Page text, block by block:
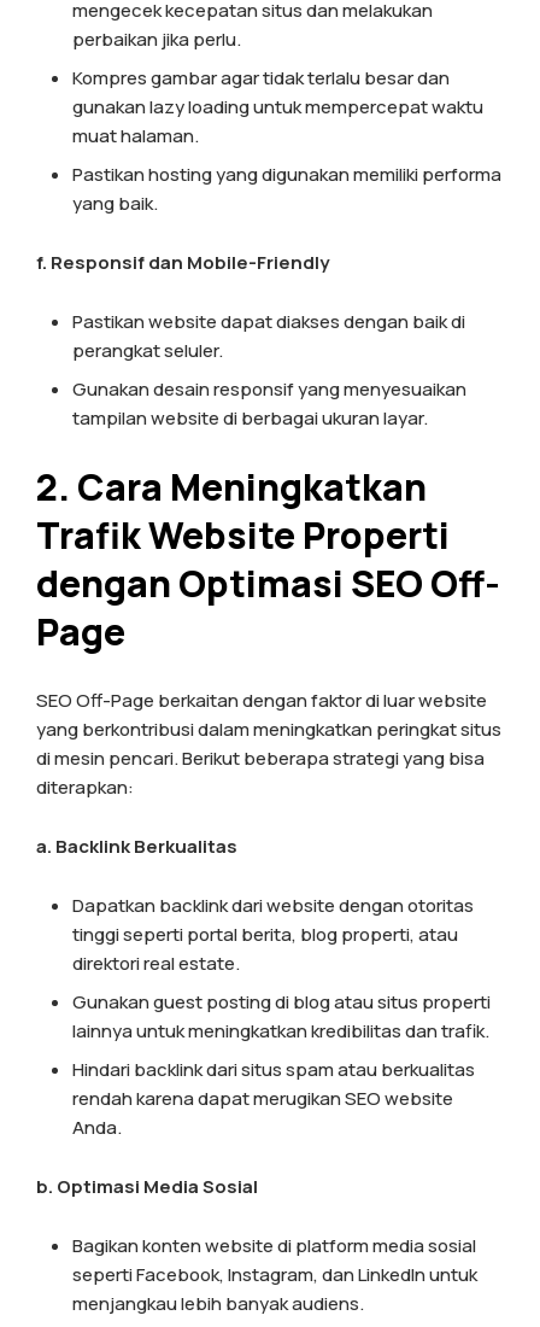
mengecek kecepatan situs dan melakukan
perbaikan jika perlu.
Kompres gambar agar tidak terlalu besar dan
gunakan lazy loading untuk mempercepat waktu
muat halaman.
Pastikan hosting yang digunakan memiliki performa
yang baik.
f. Responsif dan Mobile-Friendly
Pastikan website dapat diakses dengan baik di
perangkat seluler.
Gunakan desain responsif yang menyesuaikan
tampilan website di berbagai ukuran layar.
2. Cara Meningkatkan
Trafik Website Properti
denganOptimasi SEO Off-
Page
SEO Off-Page berkaitan dengan faktor di luar website
yang berkontribusi dalam meningkatkan peringkat situs
di mesin pencari. Berikut beberapa strategi yang bisa
diterapkan:
a. Backlink Berkualitas
Dapatkan backlink dari website dengan otoritas
tinggi seperti portal berita, blog properti, atau
direktori real estate.
Gunakan guest posting di blog atau situs properti
lainnya untuk meningkatkan kredibilitas dan trafik.
Hindari backlink dari situs spam atau berkualitas
rendah karena dapat merugikan SEO website
Anda.
b. Optimasi Media Sosial
Bagikan konten website di platform media sosial
seperti Facebook, Instagram, dan LinkedIn untuk
menjangkau lebih banyak audiens.